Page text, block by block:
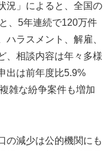
況」によると、全国の
、5年連続で120万件
ハラスメント、解雇、
、相談内容は年々多様
出は前年度比5.9%
雑な紛争案件も増加
の減少は公的機関にも